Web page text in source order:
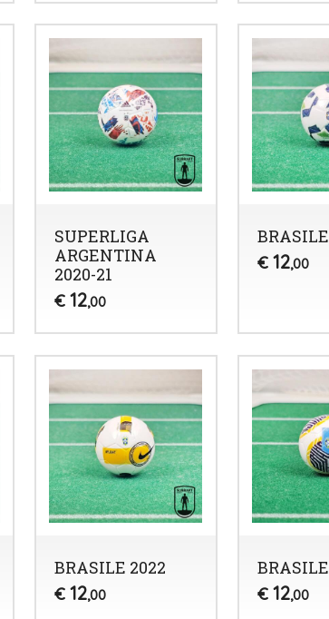
SUPERLIGA
ARGENTINA
2020-21
€ 12,00
€ 12,00
BRASILE 2022
€ 12,00 € 12,00